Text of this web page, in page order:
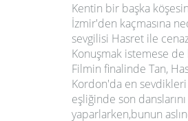
Kentin bir başka
İzmir'den kaçmasına
sevgilisi Hasret ile
Konuşmak istemese de
Filmin finalinde Tan,
Kordon'da en sevdikleri
eşliğinde son danslarını
yaparlarken,bunun